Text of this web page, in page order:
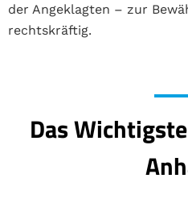
der Angeklagten – zur
rechtskräftig.
Das